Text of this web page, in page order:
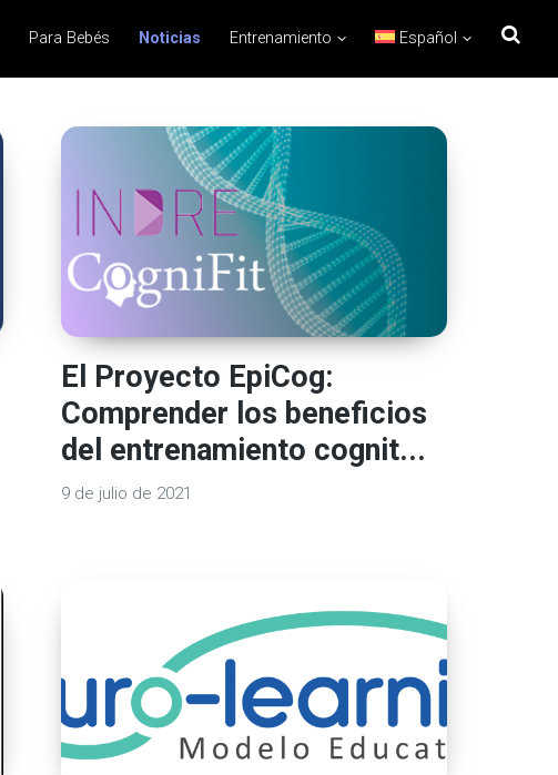
Para Bebés Noticias Entrenamiento Español
El Proyecto EpiCog:
Comprender los beneficios
del entrenamiento cognit...
9 de julio de 2021